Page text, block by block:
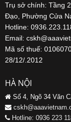
Trụ sở chính: Tầng
Đạo, Phường Cửa
Hotline:
Email:
Mã số thuế:
28/12/.2012
HÀ NỘI
Số 4, Ngõ 34 Văn
Hotline: 0936 223